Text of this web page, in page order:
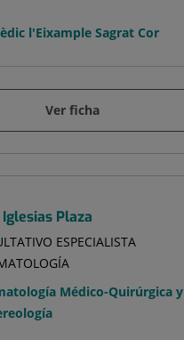
l'Eixample Sagrat Cor
Ver ficha
Plaza
ESPECIALISTA
Médico-Quirúrgica y